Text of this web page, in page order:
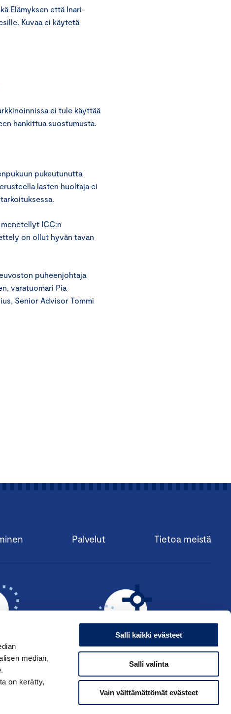
median,
on kerätty,
Salli kaikki evästeet
Salli valinta
Vain välttämättömät evästeet
Elämyksen että Inari-
Kuvaa ei käytetä
ei tule käyttää
hankittua suostumusta.
pukeutunutta
lasten huoltaja ei
ICC:n
on ollut hyvän tavan
puheenjohtaja
varatuomari Pia
Senior Advisor Tommi
Palvelut Tietoa meistä
› HAE ANSIOMERKKIÄ ›